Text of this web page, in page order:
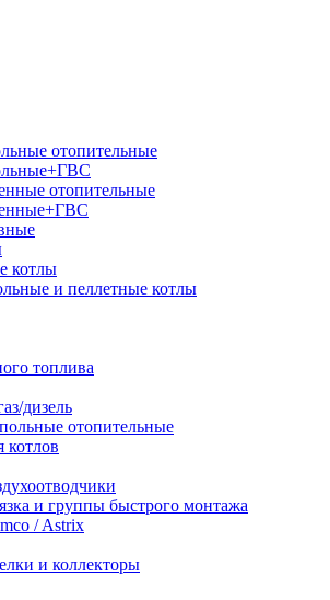
отопительные
отопительные
котлы
и пеллетные котлы
топлива
дизель
отопительные
и группы быстрого монтажа
/ Astrix
и коллекторы